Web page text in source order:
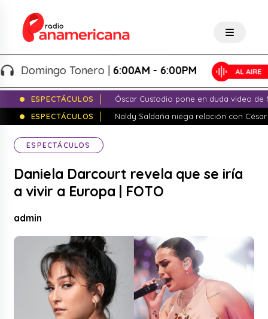
Tonero |6:00AM - 6:00PM
ESPECTÁCULOS
Óscar Custodio pone en duda video de
ESPECTÁCULOS
Naldy Saldaña niega relación con
ESPECTÁCULOS
Daniela Darcourt revela que se iría
a vivir a Europa | FOTO
admin